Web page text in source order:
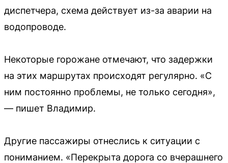
диспетчера, схема действует из-за аварии на
водопроводе.
Некоторые горожане отмечают, что задержки
на этих маршрутах происходят регулярно. «С
ним постоянно проблемы, не только сегодня»,
— пишет Владимир.
Другие пассажиры отнеслись к ситуации с
пониманием. «Перекрыта дорога со вчерашнего